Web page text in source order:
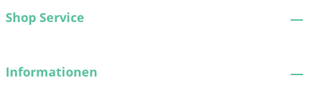
Shop Service
Informationen